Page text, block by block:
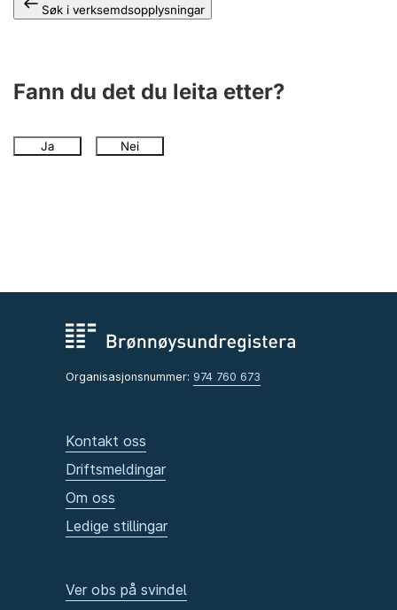
Søk i verksemdsopplysningar
Fann du det du leita etter?
Ja Nei
Organisasjonsnummer: 974 760 673
Kontakt oss
Driftsmeldingar
Om oss
Ledige stillingar
Ver obs på svindel